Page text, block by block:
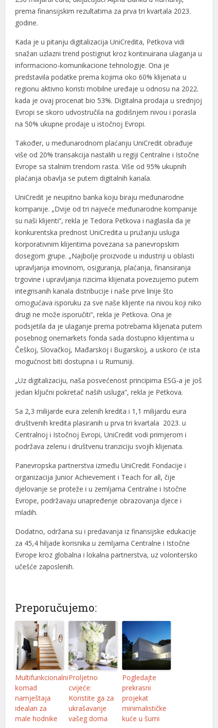
prema finansijskim rezultatima za prva tri kvartala 2023.
godine.
Kada je u pitanju digitalizacija UniCredita, Petkova vidi
snažan uzlazni trend postignut kroz kontinuirana ulaganja u
informaciono-komunikacione tehnologije. Ona je
predstavila podatke prema kojima oko 60% klijenata u
regionu aktivno koristi mobilne uređaje u odnosu na 2022.
kada je ovaj procenat bio 53%. Digitalna prodaja u srednjoj
Evropi se skoro udvostručila na godišnjem nivou i porasla
na 50% ukupne prodaje u istočnoj Evropi.
Također, u međunarodnom plaćanju UniCredit obrađuje
više od 20% transakcija nastalih u regiji Centralne i Istočne
Evrope sa stalnim trendom rasta. Više od 95% ukupnih
plaćanja obavlja se putem digitalnih kanala.
UniCredit je neupitno banka koju biraju međunarodne
kompanije. „Dvije od tri najveće međunarodne kompanije
su naši klijenti“, rekla je Tedora Petkova i naglasila da je
konkurentska prednost UniCredita u pružanju usluga
korporativnim klijentima povezana sa panevropskim
dosegom grupe. „Najbolje proizvode u industriji u oblasti
upravljanja imovinom, osiguranja, plaćanja, finansiranja
trgovine i upravljanja rizicima klijenata povezujemo putem
integrisanih kanala distribucije i naše prve linije što
omogućava isporuku za sve naše klijente na nivou koji niko
drugi ne može isporučiti“, rekla je Petkova. Ona je
podsjetila da je ulaganje prema potrebama klijenata putem
posebnog onemarkets fonda sada dostupno klijentima u
Češkoj, Slovačkoj, Mađarskoj i Bugarskoj, a uskoro će ista
mogućnost biti dostupna i u Rumuniji.
„Uz digitalizaciju, naša posvećenost principima ESG-a je još
jedan ključni pokretač naših usluga“, rekla je Petkova.
Sa 2,3 milijarde eura zelenih kredita i 1,1 milijardu eura
društvenih kredita plasiranih u prva tri kvartala 2023. u
Centralnoj i Istočnoj Evropi, UniCredit vodi primjerom i
podržava zelenu i društvenu tranziciju svojih klijenata.
Panevropska partnerstva između UniCredit Fondacije i
organizacija Junior Achievement i Teach for all, čije
djelovanje se proteže i u zemljama Centralne i Istočne
Evrope, podržavaju unapređenje obrazovanja djece i
mladih.
Dodatno, održana su i predavanja iz finansijske edukacije
za 45,4 hiljade korisnika u zemljama Centralne i Istočne
Evrope kroz globalna i lokalna partnerstva, uz volontersko
učešće zaposlenih.
Preporučujemo:
Multifunkcionalni
komad
namještaja
idealan za
male hodnike
Proljetno
cvijeće:
Koristite ga za
ukrašavanje
vašeg doma
Pogledajte
prekrasni
projekat
minimalističke
kuće u šumi